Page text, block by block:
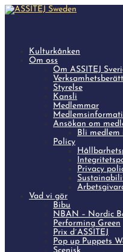
Kulturkånken
Om oss
Om ASSITEJ
Styrelse
Kansli
Medlemmar
Ansökan om
Bli medlem
Policy
Privacy
Vad vi gör
Bibu
NBAN – Nordic
Performing Green
Prix d´ASSITEJ
Pop up Puppets